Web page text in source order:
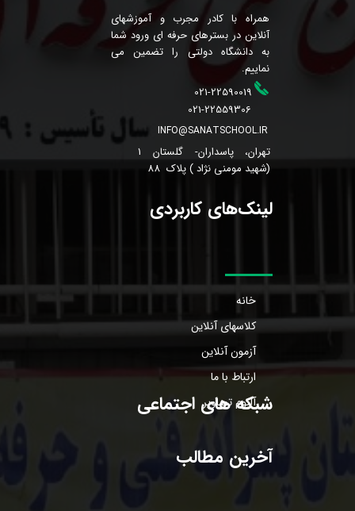
همراه با کادر مجرب و آموزشهای
آنلاین در بسترهای حرفه ای ورود شما
به دانشگاه دولتی را تضمین می
نماییم.
021-22559306
INFO@SANATSCHOOL.IR
تهران، پاسداران- گلستان 1
(شهید مومنی نژاد ) پلاک 88
021-22590019
لینک‌های کاربردی
خانه
کلاسهای آنلاین
آزمون آنلاین
ارتباط با ما
آلبوم تصاویر
آخرین مطالب
شبکه های اجتماعی